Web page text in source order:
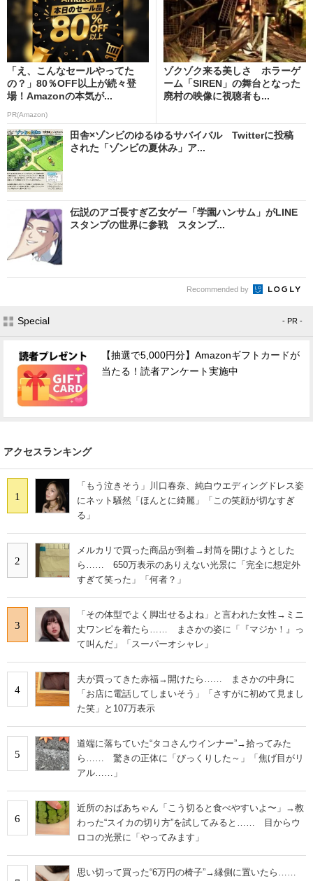
「え、こんなセールやってた
の？」80％OFF以上が続々登
場！Amazonの本気が...
PR(Amazon)
ゾクゾク来る美しさ ホラーゲ
ーム「SIREN」の舞台となった
廃村の映像に視聴者も...
田舎×ゾンビのゆるゆるサバイバル Twitterに投稿
された「ゾンビの夏休み」ア...
伝説のアゴ長すぎ乙女ゲー「学園ハンサム」がLINE
スタンプの世界に参戦 スタンプ...
Recommended by
Special - PR -
【抽選で5,000円分】Amazonギフトカードが
当たる！読者アンケート実施中
アクセスランキング
1
「もう泣きそう」川口春奈、純白ウエディングドレス姿
にネット騒然「ほんとに綺麗」「この笑顔が切なすぎ
る」
2
メルカリで買った商品が到着→封筒を開けようとした
ら…… 650万表示のありえない光景に「完全に想定外
すぎて笑った」「何者？」
3
「その体型でよく脚出せるよね」と言われた女性→ミニ
丈ワンピを着たら…… まさかの姿に「『マジか！』っ
て叫んだ」「スーパーオシャレ」
4
夫が買ってきた赤福→開けたら…… まさかの中身に
「お店に電話してしまいそう」「さすがに初めて見まし
た笑」と107万表示
5
道端に落ちていた“タコさんウインナー”→拾ってみた
ら…… 驚きの正体に「びっくりした～」「焦げ目がリ
アル……」
6
近所のおばあちゃん「こう切ると食べやすいよ〜」→教
わった“スイカの切り方”を試してみると…… 目からウ
ロコの光景に「やってみます」
思い切って買った“6万円の椅子”→縁側に置いたら……